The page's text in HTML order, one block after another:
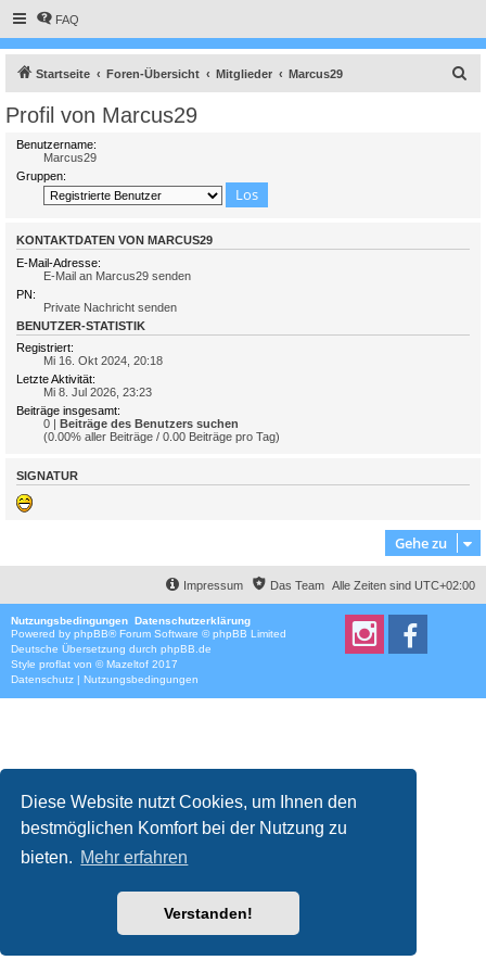
Diese Website nutzt Cookies, um Ihnen den
bestmöglichen Komfort bei der Nutzung zu
bieten. Mehr erfahren
Verstanden!
FAQ
Startseite Foren-Übersicht Mitglieder Marcus29
Profil von Marcus29
Benutzername:
Marcus29
Gruppen:
KONTAKTDATEN VON MARCUS29
E-Mail-Adresse:
E-Mail an Marcus29 senden
PN:
Private Nachricht senden
BENUTZER-STATISTIK
Registriert:
Mi 16. Okt 2024, 20:18
Letzte Aktivität:
Mi 8. Jul 2026, 23:23
Beiträge insgesamt:
0 | Beiträge des Benutzers suchen
(0.00% aller Beiträge / 0.00 Beiträge pro Tag)
SIGNATUR
Gehe zu
Alle Zeiten sind UTC+02:00
Das Team
Impressum
Nutzungsbedingungen Datenschutzerklärung
Powered by phpBB® Forum Software © phpBB Limited
Deutsche Übersetzung durch phpBB.de
Style proflat von ©Mazeltof 2017
Datenschutz | Nutzungsbedingungen